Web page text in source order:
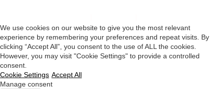
We use cookies on our website to give you the most relevant
experience by remembering your preferences and repeat visits. By
clicking “Accept All”, you consent to the use of ALL the cookies.
However, you may visit "Cookie Settings" to provide a controlled
consent.
Cookie Settings Accept All
Manage consent